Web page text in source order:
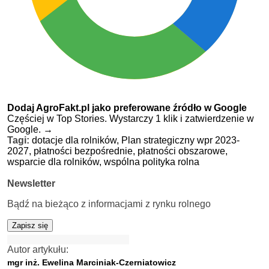
Dodaj AgroFakt.pl jako preferowane źródło w Google
Częściej w Top Stories. Wystarczy 1 klik i zatwierdzenie w
Google. →
Tagi: dotacje dla rolników, Plan strategiczny wpr 2023-
2027, płatności bezpośrednie, płatności obszarowe,
wsparcie dla rolników, wspólna polityka rolna
Newsletter
Bądź na bieżąco z informacjami z rynku rolnego
Zapisz się
Autor artykułu:
mgr inż. Ewelina Marciniak-Czerniatowicz